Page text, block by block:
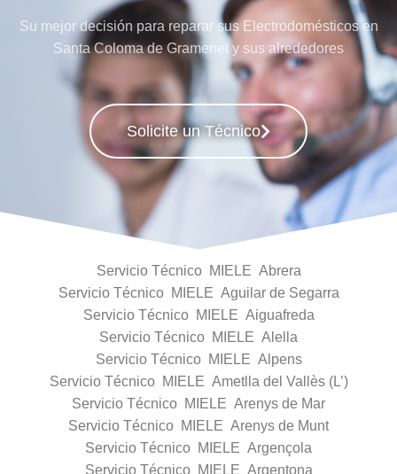
Su mejor decisión para reparar sus Electrodomésticos en
Santa Coloma de Gramenet y sus alrededores
Solicite un Técnico
Servicio Técnico MIELE Abrera
Servicio Técnico MIELE Aguilar de Segarra
Servicio Técnico MIELE Aiguafreda
Servicio Técnico MIELE Alella
Servicio Técnico MIELE Alpens
Servicio Técnico MIELE Ametlla del Vallès (L’)
Servicio Técnico MIELE Arenys de Mar
Servicio Técnico MIELE Arenys de Munt
Servicio Técnico MIELE Argençola
Servicio Técnico MIELE Argentona